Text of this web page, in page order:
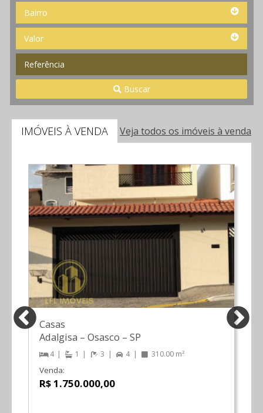
Bairro
Valor
Valor
Referência
Buscar
IMÓVEIS À VENDA Veja todos os imóveis à venda
Casas
Adalgisa – Osasco – SP
4 1 3 4 310.00 m²
Venda:
R$ 1.750.000,00